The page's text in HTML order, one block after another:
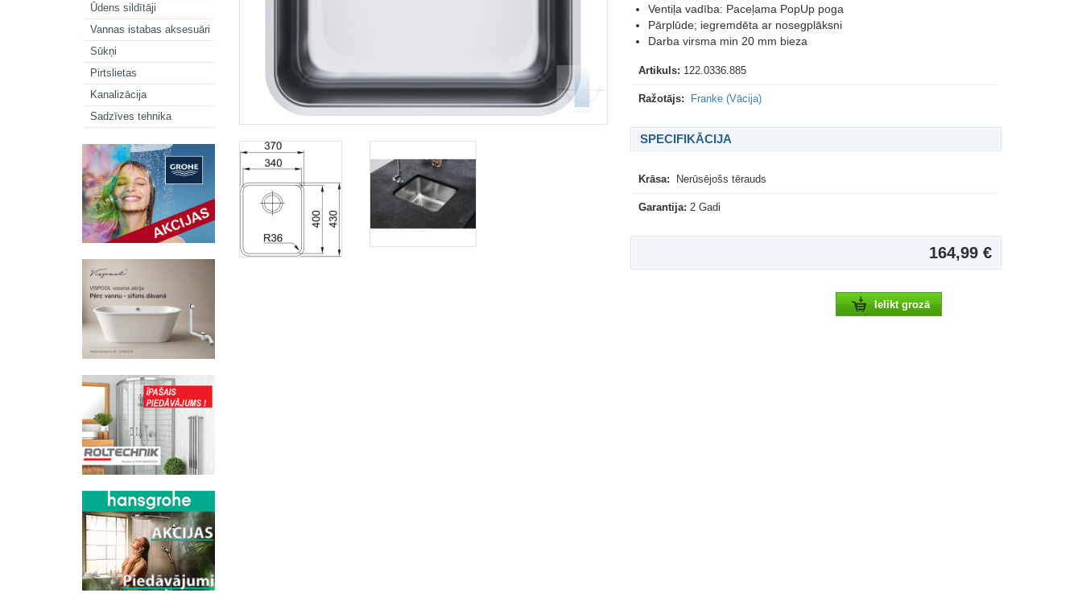
Ūdens sildītāji
Vannas istabas aksesuāri
Sūkņi
Pirtslietas
Kanalizācija
Sadzīves tehnika
Ventiļa vadība: Paceļama PopUp poga
Pārplūde; iegremdēta ar nosegplāksni
Darba virsma min 20 mm bieza
Artikuls: 122.0336.885
Ražotājs: Franke (Vācija)
SPECIFIKĀCIJA
Krāsa: Nerūsējošs tērauds
Garantija: 2 Gadi
164,99 €
Ielikt grozā